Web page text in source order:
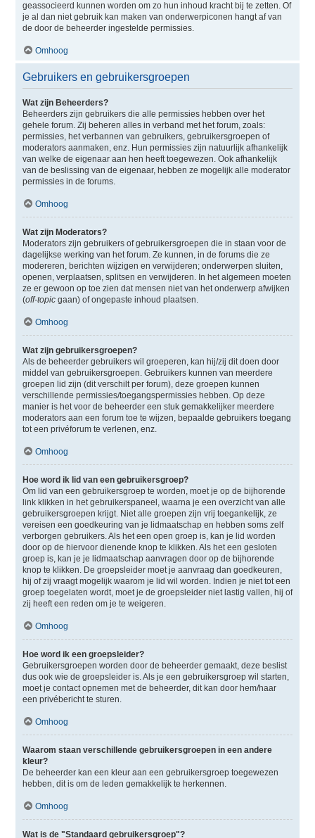
geassocieerd kunnen worden om zo hun inhoud kracht bij te zetten. Of
je al dan niet gebruik kan maken van onderwerpiconen hangt af van
de door de beheerder ingestelde permissies.
Omhoog
Gebruikers en gebruikersgroepen
Wat zijn Beheerders?
Beheerders zijn gebruikers die alle permissies hebben over het
gehele forum. Zij beheren alles in verband met het forum, zoals:
permissies, het verbannen van gebruikers, gebruikersgroepen of
moderators aanmaken, enz. Hun permissies zijn natuurlijk afhankelijk
van welke de eigenaar aan hen heeft toegewezen. Ook afhankelijk
van de beslissing van de eigenaar, hebben ze mogelijk alle moderator
permissies in de forums.
Omhoog
Wat zijn Moderators?
Moderators zijn gebruikers of gebruikersgroepen die in staan voor de
dagelijkse werking van het forum. Ze kunnen, in de forums die ze
modereren, berichten wijzigen en verwijderen; onderwerpen sluiten,
openen, verplaatsen, splitsen en verwijderen. In het algemeen moeten
ze er gewoon op toe zien dat mensen niet van het onderwerp afwijken
(off-topicgaan) of ongepaste inhoud plaatsen.
Omhoog
Wat zijn gebruikersgroepen?
Als de beheerder gebruikers wil groeperen, kan hij/zij dit doen door
middel van gebruikersgroepen. Gebruikers kunnen van meerdere
groepen lid zijn (dit verschilt per forum), deze groepen kunnen
verschillende permissies/toegangspermissies hebben. Op deze
manier is het voor de beheerder een stuk gemakkelijker meerdere
moderators aan een forum toe te wijzen, bepaalde gebruikers toegang
tot een privéforum te verlenen, enz.
Omhoog
Hoe word ik lid van een gebruikersgroep?
Om lid van een gebruikersgroep te worden, moet je op de bijhorende
link klikken in het gebruikerspaneel, waarna je een overzicht van alle
gebruikersgroepen krijgt. Niet alle groepen zijn vrij toegankelijk, ze
vereisen een goedkeuring van je lidmaatschap en hebben soms zelf
verborgen gebruikers. Als het een open groep is, kan je lid worden
door op de hiervoor dienende knop te klikken. Als het een gesloten
groep is, kan je je lidmaatschap aanvragen door op de bijhorende
knop te klikken. De groepsleider moet je aanvraag dan goedkeuren,
hij of zij vraagt mogelijk waarom je lid wil worden. Indien je niet tot een
groep toegelaten wordt, moet je de groepsleider niet lastig vallen, hij of
zij heeft een reden om je te weigeren.
Omhoog
Hoe word ik een groepsleider?
Gebruikersgroepen worden door de beheerder gemaakt, deze beslist
dus ook wie de groepsleider is. Als je een gebruikersgroep wil starten,
moet je contact opnemen met de beheerder, dit kan door hem/haar
een privébericht te sturen.
Omhoog
Waarom staan verschillende gebruikersgroepen in een andere
kleur?
De beheerder kan een kleur aan een gebruikersgroep toegewezen
hebben, dit is om de leden gemakkelijk te herkennen.
Omhoog
Wat is de "Standaard gebruikersgroep"?